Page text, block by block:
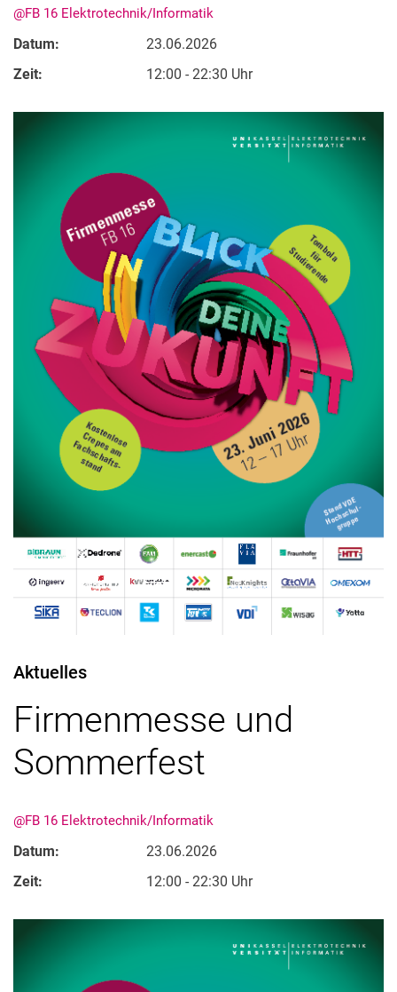
Termine
Stellenausschreibungen
@FB 16 Elektrotechnik/Informatik
Datum:
23.06.2026
Zeit:
12:00 - 22:30 Uhr
Verwandte Links
Aktuelles
Firmenmesse und
Sommerfest
@FB 16 Elektrotechnik/Informatik
Datum:
23.06.2026
Zeit:
12:00 - 22:30 Uhr